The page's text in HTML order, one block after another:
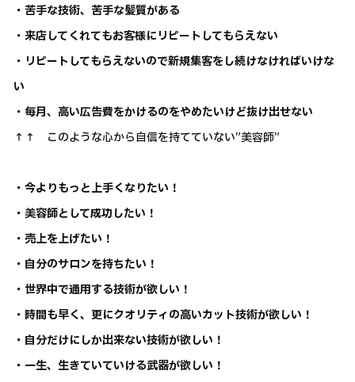
・苦手な技術、苦手な髪質がある
・来店してくれてもお客様にリピートしてもらえない
・リピートしてもらえないので新規集客をし続けなければいけな
い
・毎月、高い広告費をかけるのをやめたいけど抜け出せない
↑↑ このような心から自信を持てていない”美容師”
・今よりもっと上手くなりたい！
・美容師として成功したい！
・売上を上げたい！
・自分のサロンを持ちたい！
・世界中で通用する技術が欲しい！
・時間も早く、更にクオリティの高いカット技術が欲しい！
・自分だけにしか出来ない技術が欲しい！
・一生、生きていていける武器が欲しい！